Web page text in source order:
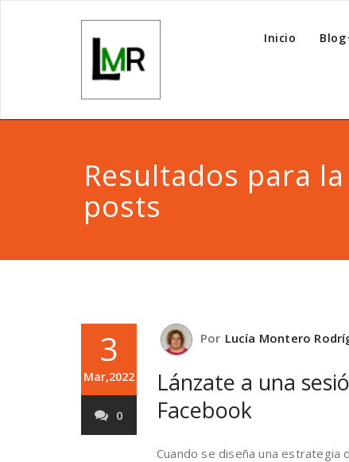
Inicio Blog
Resultados para
posts
3
Mar,2022
0
Por Lucía Montero
Lánzate a una
Facebook
Cuando se diseña una estrategia